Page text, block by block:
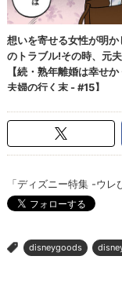
「ディズニー特集 -ウ
> disneygoods